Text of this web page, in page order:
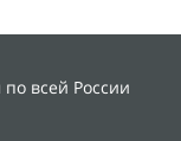
всей России